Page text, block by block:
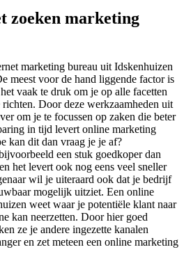
zoeken marketing
marketing bureau uit Idskenhuizen
meest voor de hand liggende factor is
vaak te druk om je op alle facetten
richten. Door deze werkzaamheden uit
om je te focussen op zaken die beter
in tijd levert online marketing
kan dit dan vraag je je af?
een stuk goedkoper dan
het levert ook nog eens veel sneller
wil je uiteraard ook dat je bedrijf
mogelijk uitziet. Een online
weet waar je potentiële klant naar
kan neerzetten. Door hier goed
ze je andere ingezette kanalen
en zet meteen een online marketing